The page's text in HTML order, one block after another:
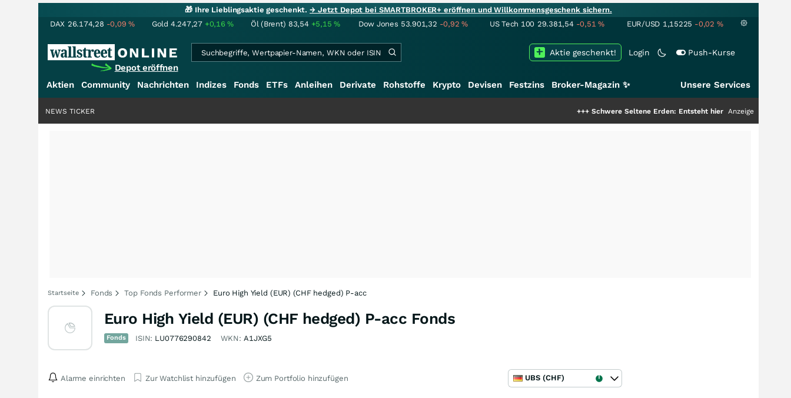
🎁 Ihre Lieblingsaktie geschenkt.→ Jetzt Depot bei SMARTBROKER+ eröffnen und Willkommensgeschenk sichern.
DAX 26.174,28 -0,09% Gold 4.247,27 +0,16% Öl (Brent) 83,54 +5,15% Dow Jones 53.901,32 -0,92% US Tech 100 29.381,54 -0,51% EUR/USD 1,15225 -0,02 %
Depot eröffnen
Login Push-Kurse
Aktie geschenkt!
Aktien Community Nachrichten Indizes Fonds ETFs Anleihen Derivate Rohstoffe Krypto Devisen Festzins Broker-Magazin ✨ Unsere Services
Schwere Seltene Erden: Entsteht hier die nächste Milliardenstory?
Anzeige
NEWS TICKER
Startseite Fonds Top Fonds Performer Euro High Yield (EUR) (CHF hedged) P-acc
Euro High Yield (EUR) (CHF hedged) P-acc Fonds
Fonds ISIN: LU0776290842 WKN: A1JXG5
Alarme einrichten Zur Watchlist hinzufügen Zum Portfolio hinzufügen UBS (CHF)